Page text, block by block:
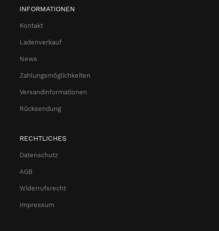
INFORMATIONEN
Kontakt
Ladenverkauf
News
Zahlungsmöglichkeiten
Versandinformationen
Rücksendung
RECHTLICHES
Datenschutz
AGB
Widerrufsrecht
Impressum